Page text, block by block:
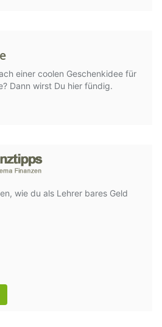
einer coolen Geschenkidee für
Dann wirst Du hier fündig.
wie du als Lehrer bares Geld